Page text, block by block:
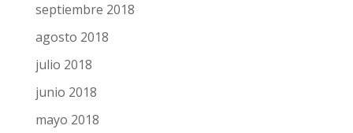
septiembre 2018
agosto 2018
julio 2018
junio 2018
mayo 2018